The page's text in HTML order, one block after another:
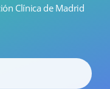
Clínica de Madrid